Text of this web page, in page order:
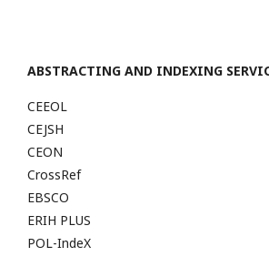
ABSTRACTING AND INDEXING
CEEOL
CEJSH
CEON
CrossRef
EBSCO
ERIH PLUS
POL-IndeX